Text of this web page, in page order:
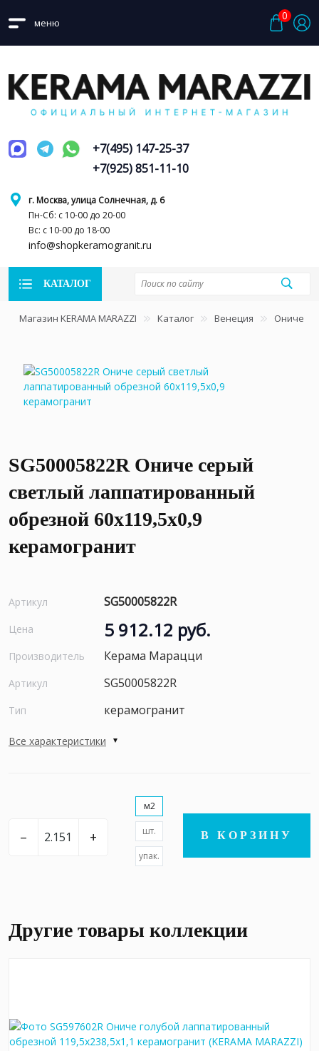
меню
0
г. Москва, улица Солнечная, д. 6
Пн-Сб: с 10-00 до 20-00
Вс: с 10-00 до 18-00
info@shopkeramogranit.ru
+7(495) 147-25-37
+7(925) 851-11-10
КАТАЛОГ
Магазин KERAMA MARAZZI Каталог Венеция Ониче
SG50005822R Ониче серый
светлый лаппатированный
обрезной 60x119,5x0,9
керамогранит
Артикул SG50005822R
Цена 5 912.12 руб.
Производитель Керама Марацци
Артикул SG50005822R
Тип керамогранит
Все характеристики
– +
м2
шт.
упак.
В КОРЗИНУ
Другие товары коллекции